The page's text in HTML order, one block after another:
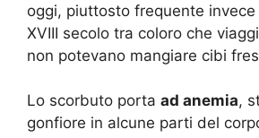
oggi, piuttosto frequente invece
XVIII secolo tra coloro che
non potevano mangiare cibi
Lo scorbuto porta ad anemia,
gonfiore in alcune parti del